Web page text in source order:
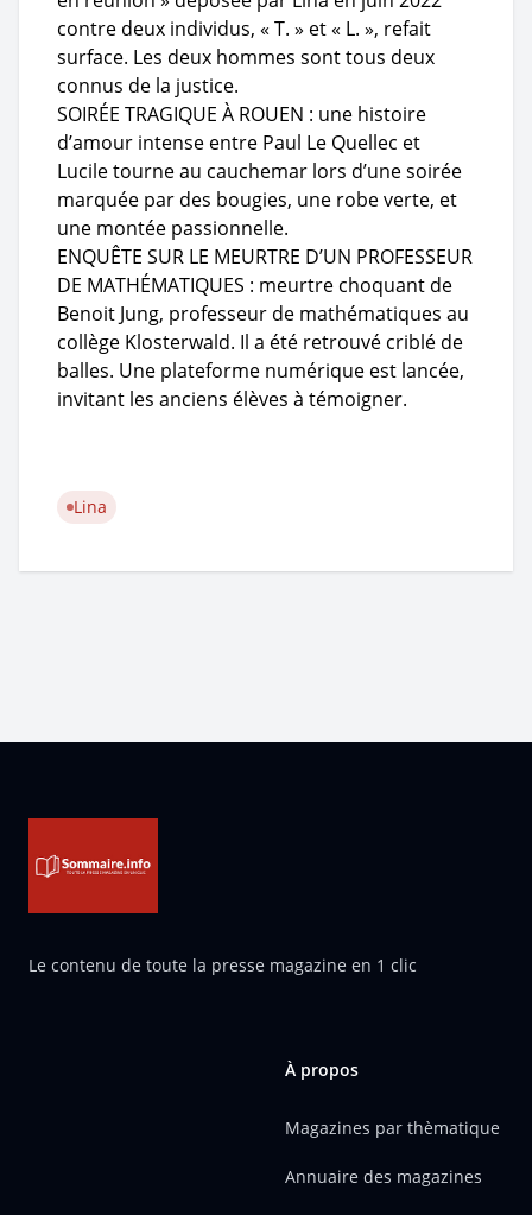
contre deux individus, « T. » et « L. », refait
surface. Les deux hommes sont tous deux
connus de la justice.
SOIRÉE TRAGIQUE À ROUEN : une histoire
d’amour intense entre Paul Le Quellec et
Lucile tourne au cauchemar lors d’une soirée
marquée par des bougies, une robe verte, et
une montée passionnelle.
ENQUÊTE SUR LE MEURTRE D’UN PROFESSEUR
DE MATHÉMATIQUES : meurtre choquant de
Benoit Jung, professeur de mathématiques au
collège Klosterwald. Il a été retrouvé criblé de
balles. Une plateforme numérique est lancée,
invitant les anciens élèves à témoigner.
Lina
Le contenu de toute la presse magazine en 1 clic
À propos
Magazines par thèmatique
Annuaire des magazines